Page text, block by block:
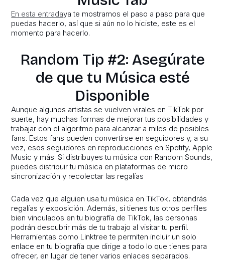
En esta entradaya te mostramos el paso a paso para que
puedas hacerlo, así que si aún no lo hiciste, este es el
momento para hacerlo.
Random Tip #2: Asegúrate
de que tu Música esté
Disponible
Aunque algunos artistas se vuelven virales en TikTok por
suerte, hay muchas formas de mejorar tus posibilidades y
trabajar con el algoritmo para alcanzar a miles de posibles
fans. Estos fans pueden convertirse en seguidores y, a su
vez, esos seguidores en reproducciones en Spotify, Apple
Music y más. Si distribuyes tu música con Random Sounds,
puedes distribuir tu música en plataformas de micro
sincronización y recolectar las regalías
Cada vez que alguien usa tu música en TikTok, obtendrás
regalías y exposición. Además, si tienes tus otros perfiles
bien vinculados en tu biografía de TikTok, las personas
podrán descubrir más de tu trabajo al visitar tu perfil.
Herramientas como Linktree te permiten incluir un solo
enlace en tu biografía que dirige a todo lo que tienes para
ofrecer, en lugar de tener varios enlaces separados.